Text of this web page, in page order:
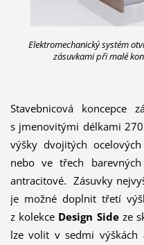
Elektromechanický systém
zásuvkami při malé
Stavebnicová koncepce
s jmenovitými délkami
výšky dvojitých
nebo ve třech
antracitové. Zásuvky
je možné doplnit třetí
z kolekce Design Sideze
lze volit v sedmi